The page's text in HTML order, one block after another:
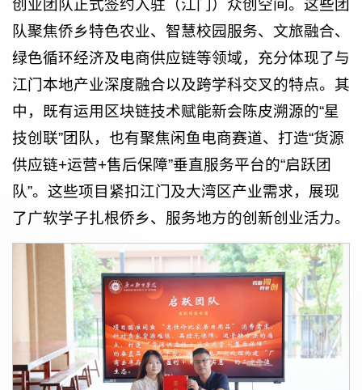
创业团队正式签约入驻（江门）众创空间。这些团
队聚焦侨乡特色农业、智慧校园服务、文旅融合、
绿色循环经济及电商供应链等领域，充分体现了与
江门本地产业深度融合以及跨学科交叉的特点。其
中，既有运用区块链技术赋能新会陈皮溯源的“星
技创联”团队，也有聚焦闲鱼电商赛道、打造“货源
供应链+运营+售后保障”垂直服务平台的“启跃团
队”。这些项目紧扣江门及大湾区产业需求，展现
了广软学子扎根侨乡、服务地方的创新创业活力。